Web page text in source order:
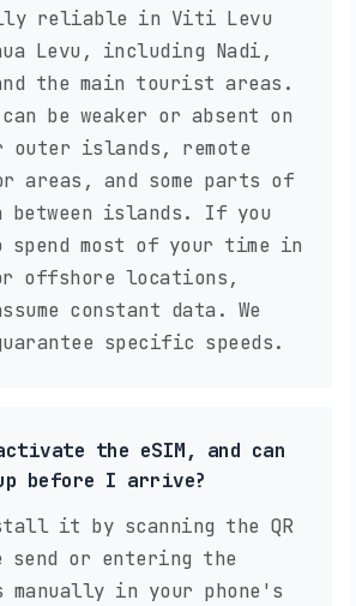
reliable in Viti Levu
Levu, including Nadi,
the main tourist areas.
be weaker or absent on
outer islands, remote
areas, and some parts of
between islands. If you
spend most of your time in
offshore locations,
constant data. We
specific speeds.
the eSIM, and can
before I arrive?
it by scanning the QR
send or entering the
in your phone's